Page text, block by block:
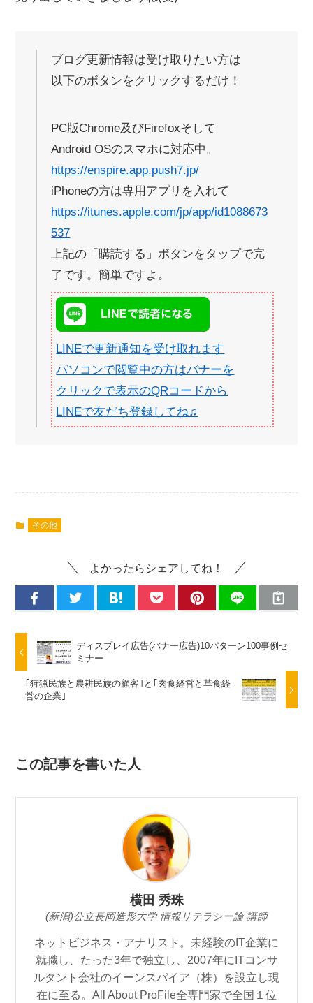
ブログ更新情報は受け取りたい方は
以下のボタンをクリックするだけ！
PC版Chrome及びFirefoxそして
Android OSのスマホに対応中。
https://enspire.app.push7.jp/
iPhoneの方は専用アプリを入れて
https://itunes.apple.com/jp/app/id1088673
537
上記の「購読する」ボタンをタップで完
了です。簡単ですよ。
LINEで更新通知を受け取れます
パソコンで閲覧中の方はバナーを
クリックで表示のQRコードから
LINEで友だち登録してね♫
その他
よかったらシェアしてね！
ディスプレイ広告(バナー広告)10パターン100事例セ
ミナー
｢狩猟民族と農耕民族の顧客｣と｢肉食経営と草食経
営の企業｣
この記事を書いた人
横田 秀珠
(新潟)公立長岡造形大学 情報リテラシー論 講師
ネットビジネス・アナリスト。未経験のIT企業に
就職し、たった3年で独立し、2007年にITコンサ
ルタント会社のイーンスパイア（株）を設立し現
在に至る。All About ProFile全専門家で全国１位